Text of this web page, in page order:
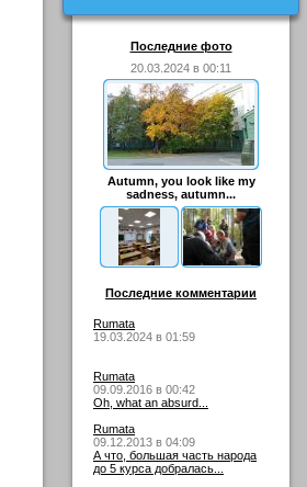
Последние фото
20.03.2024 в 00:11
Autumn, you look like my
sadness, autumn...
Последние комментарии
Rumata
19.03.2024 в 01:59
Rumata
09.09.2016 в 00:42
Oh, what an absurd...
Rumata
09.12.2013 в 04:09
А что, большая часть народа
до 5 курса добралась...